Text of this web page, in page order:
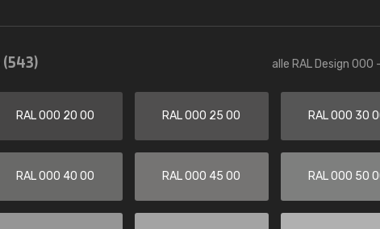
(543) alle RAL Design 000
RAL 000 20 00 RAL 000 25 00 RAL 000 30
RAL 000 40 00 RAL 000 45 00 RAL 000 50